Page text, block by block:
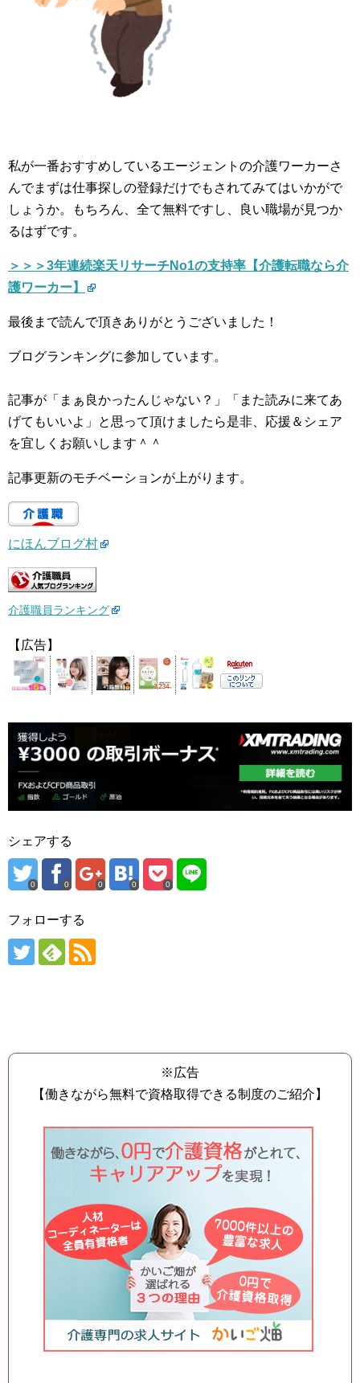
私が一番おすすめしているエージェントの介護ワーカーさ
んでまずは仕事探しの登録だけでもされてみてはいかがで
しょうか。もちろん、全て無料ですし、良い職場が見つか
るはずです。
＞＞＞3年連続楽天リサーチNo1の支持率【介護転職なら介
護ワーカー】
最後まで読んで頂きありがとうございました！
ブログランキングに参加しています。
記事が「まぁ良かったんじゃない？」「また読みに来てあ
げてもいいよ」と思って頂けましたら是非、応援＆シェア
を宜しくお願いします＾＾
記事更新のモチベーションが上がります。
にほんブログ村
介護職員ランキング
【広告】
シェアする
0 0 0 0 0
フォローする
※広告
【働きながら無料で資格取得できる制度のご紹介】